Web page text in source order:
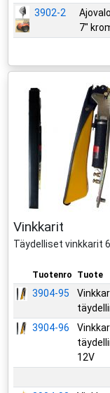
3902-2
7"
Vinkkarit
Täydelliset vinkkarit
Tuotenro Tuote
3904-95
3904-96
12V